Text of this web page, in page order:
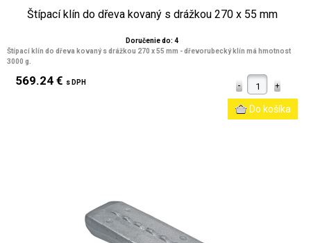
Štípací klín do dřeva kovaný s drážkou 270 x 55 mm
Doručenie do: 4
Štípací klín do dřeva kovaný s drážkou 270 x 55 mm - dřevorubecký klín má hmotnost
3000 g.
569.24 € s DPH